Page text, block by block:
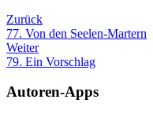
Zurück
77. Von den Seelen-Martern
Weiter
79. Ein Vorschlag
Autoren-Apps